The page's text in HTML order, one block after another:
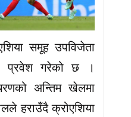
समूह उपविजेता
प्रवेश गरेको छ ।
अन्तिम खेलमा
हराउँदै क्रोएशिया